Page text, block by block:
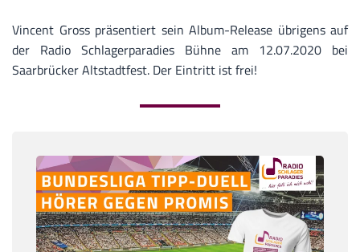
Vincent Gross präsentiert sein Album-Release übrigens auf
der Radio Schlagerparadies Bühne am 12.07.2020 bei
Saarbrücker Altstadtfest. Der Eintritt ist frei!